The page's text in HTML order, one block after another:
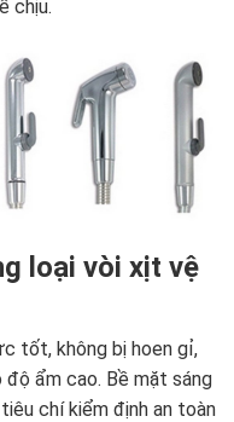
chịu.
loại vòi xịt vệ
tốt, không bị hoen gỉ,
ẩm cao. Bề mặt sáng
chí kiểm định an toàn